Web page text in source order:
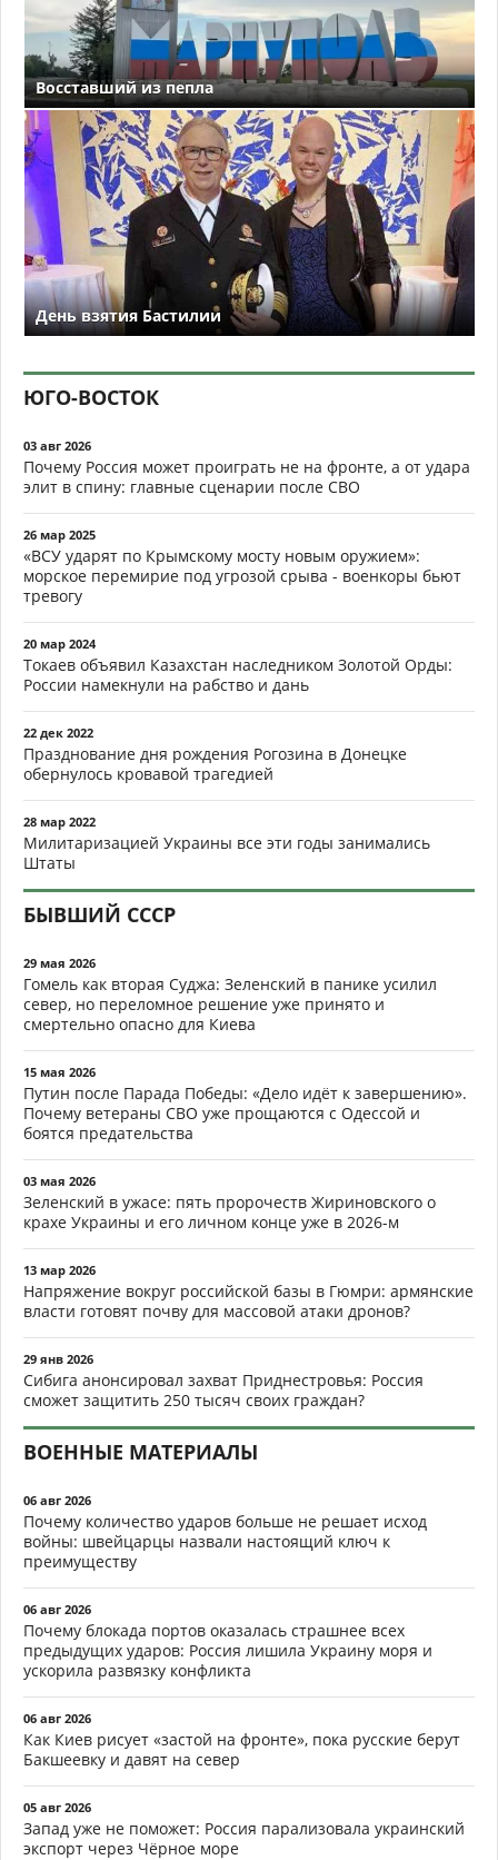
Восставший из пепла
День взятия Бастилии
ЮГО-ВОСТОК
03 авг 2026
Почему Россия может проиграть не на фронте, а от удара
элит в спину: главные сценарии после СВО
26 мар 2025
«ВСУ ударят по Крымскому мосту новым оружием»:
морское перемирие под угрозой срыва - военкоры бьют
тревогу
20 мар 2024
Токаев объявил Казахстан наследником Золотой Орды:
России намекнули на рабство и дань
22 дек 2022
Празднование дня рождения Рогозина в Донецке
обернулось кровавой трагедией
28 мар 2022
Милитаризацией Украины все эти годы занимались
Штаты
БЫВШИЙ СССР
29 мая 2026
Гомель как вторая Суджа: Зеленский в панике усилил
север, но переломное решение уже принято и
смертельно опасно для Киева
15 мая 2026
Путин после Парада Победы: «Дело идёт к завершению».
Почему ветераны СВО уже прощаются с Одессой и
боятся предательства
03 мая 2026
Зеленский в ужасе: пять пророчеств Жириновского о
крахе Украины и его личном конце уже в 2026-м
13 мар 2026
Напряжение вокруг российской базы в Гюмри: армянские
власти готовят почву для массовой атаки дронов?
29 янв 2026
Сибига анонсировал захват Приднестровья: Россия
сможет защитить 250 тысяч своих граждан?
ВОЕННЫЕ МАТЕРИАЛЫ
06 авг 2026
Почему количество ударов больше не решает исход
войны: швейцарцы назвали настоящий ключ к
преимуществу
06 авг 2026
Почему блокада портов оказалась страшнее всех
предыдущих ударов: Россия лишила Украину моря и
ускорила развязку конфликта
06 авг 2026
Как Киев рисует «застой на фронте», пока русские берут
Бакшеевку и давят на север
05 авг 2026
Запад уже не поможет: Россия парализовала украинский
экспорт через Чёрное море